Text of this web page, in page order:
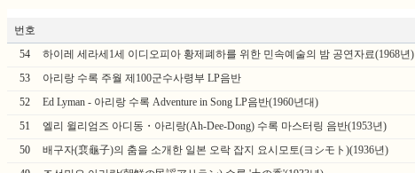
번호
54
하이레 세라세1세 이디오피아 황제폐하를 위한 민속예술의 밤 공연자료(1968년)
53
아리랑 수록 주월 제100군수사령부 LP음반
52
Ed Lyman - 아리랑 수록 Adventure in Song LP음반(1960년대)
51
엘리 윌리엄즈 아디동・아리랑(Ah-Dee-Dong) 수록 마스터링 음반(1953년)
50
배구자(裵龜子)의 춤을 소개한 일본 오락 잡지 요시모토(ヨシモト)(1936년)